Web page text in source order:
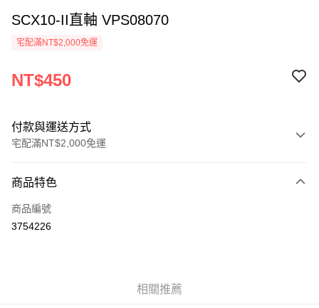
SCX10-II直軸 VPS08070
宅配滿NT$2,000免運
NT$450
付款與運送方式
宅配滿NT$2,000免運
信用卡一次付款
LINE Pay
商品特色
商品編號
3754226
相關推薦